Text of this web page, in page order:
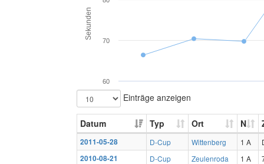
Sekunden
60
70
Einträge anzeigen
Datum Typ Ort N
2011-05-28 D-Cup Wittenberg 1 A
2010-08-21
D-Cup Zeulenroda 1 A